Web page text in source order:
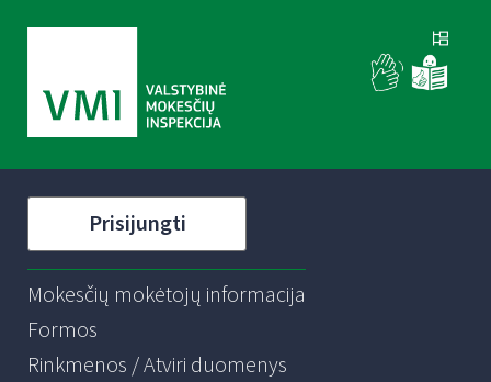
Prisijungti
Mokesčių mokėtojų informacija
Formos
Rinkmenos / Atviri duomenys